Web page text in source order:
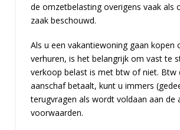
de omzetbelasting overigens vaak als
zaak beschouwd.
Als u een vakantiewoning gaan kopen
verhuren, is het belangrijk om vast te
verkoop belast is met btw of niet. Btw
aanschaf betaalt, kunt u immers
terugvragen als wordt voldaan aan de
voorwaarden.